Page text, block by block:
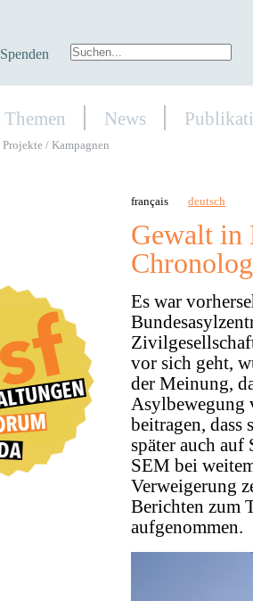
Spenden
Themen News
Projekte / Kampagnen
deutsch
français
Gewalt in
Es war
vor sich geht,
der Meinung,
Asylbewegung
beitragen, dass
später auch
SEM bei
Verweigerung
Berichten zum
aufgenommen.